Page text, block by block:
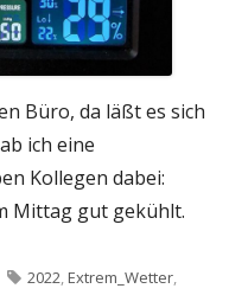
Büro, da läßt es sich
ich eine
Kollegen dabei:
Mittag gut gekühlt.
Schlagwörter
2022,Extrem_Wetter,